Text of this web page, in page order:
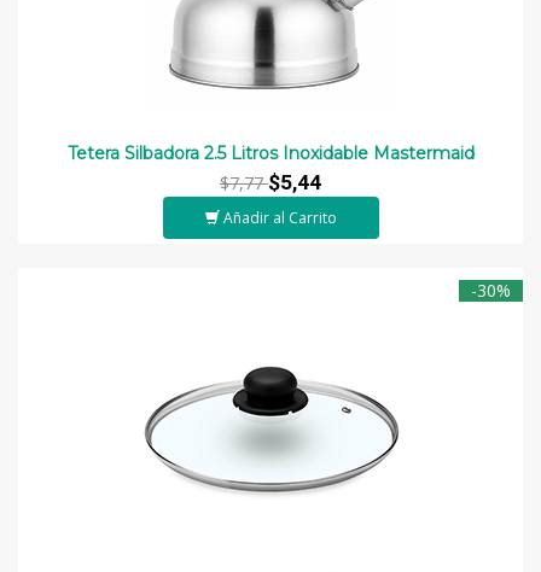
Tetera Silbadora 2.5 Litros Inoxidable Mastermaid
$7,77$5,44
Añadir al Carrito
-30%